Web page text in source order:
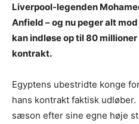
Liverpool-legenden
Anfield – og nu peger alt
kan indløse op til 80
kontrakt.
Egyptens ubestridte konge
hans kontrakt faktisk
sæson efter sine egne høje